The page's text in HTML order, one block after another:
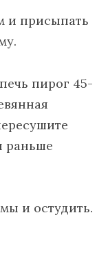
и присыпать
пирог 45-
раньше
и остудить.